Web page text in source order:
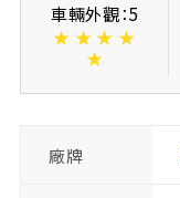
車輛外觀：5
★ ★ ★ ★
★
廠牌